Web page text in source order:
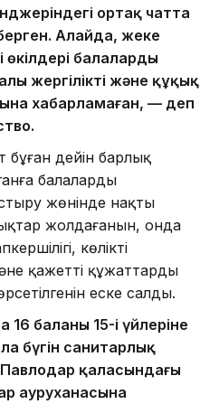
ортақ чатта
Алайда, жеке
өкілдері балаларды
жергілікті және құқық
хабарламаған, — деп
дейін барлық
балаларды
жөнінде нақты
жолдағанын, онда
көліктің
қажетті құжаттардың
еске салды.
16 баланың 15-і үйлеріне
бүгін санитарлық
қаласындағы
ауруханасына